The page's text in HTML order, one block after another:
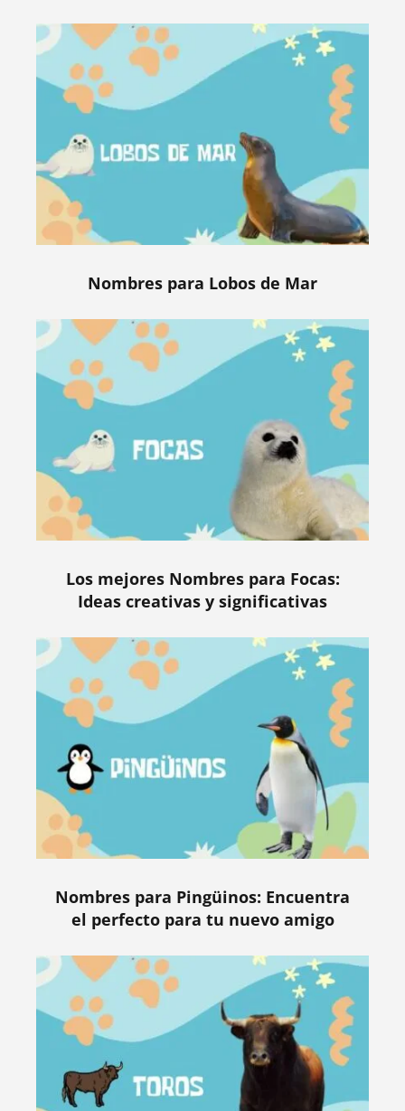
Nombres para Lobos de Mar
Los mejores Nombres para Focas:
Ideas creativas y significativas
Nombres para Pingüinos: Encuentra
el perfecto para tu nuevo amigo